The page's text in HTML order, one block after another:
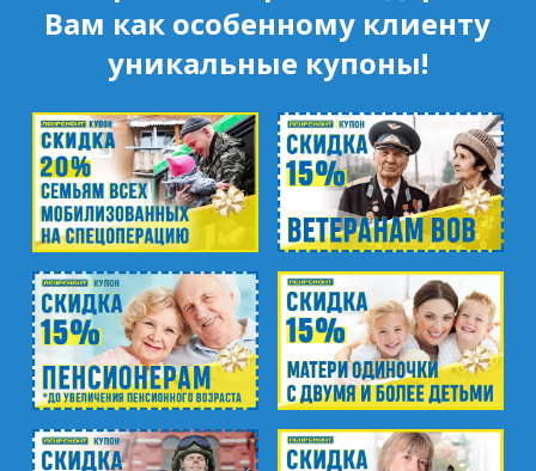
пр. Косыгина, д.28, к.1
м. Парк Победы
м. Московская
пр. Московский, 212, Дом Советов, 1
этаж, кабинет 1130, вход у кафе Авантаж
м. Фрунзенская
ул. Киевская, д.32В
м. Купчино
ул. Ярослава Гашека, д.4, к.1
ст. ЖД Колпино, ул. Тверская, д.1/13
Вам как особенному клиенту
уникальные купоны!